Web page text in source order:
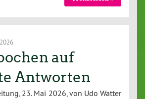
auf
Antworten
23. Mai 2026, von Udo Watter